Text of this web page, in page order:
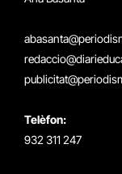
Telèfon:
932 311 247